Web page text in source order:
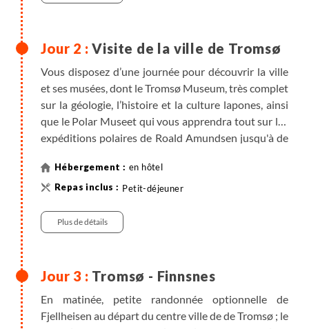
Visite de la ville de Tromsø
Vous disposez d’une journée pour découvrir la ville
et ses musées, dont le Tromsø Museum, très complet
sur la géologie, l’histoire et la culture lapones, ainsi
que le Polar Museet qui vous apprendra tout sur les
expéditions polaires de Roald Amundsen jusqu'à de
disposition dans cette ville agréable et surprenante.
Nombreuses possibilités de balades depuis
"Tromsø by night" !
en hôtel
Petit-déjeuner
Plus de détails
Tromsø - Finnsnes
En matinée, petite randonnée optionnelle de
Fjellheisen au départ du centre ville de de Tromsø ; le